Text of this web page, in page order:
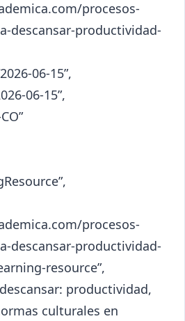
procesos-
descansar-productividad-
06-15”,
06-15”,
procesos-
descansar-productividad-
resource”,
descansar: productividad,
culturales en